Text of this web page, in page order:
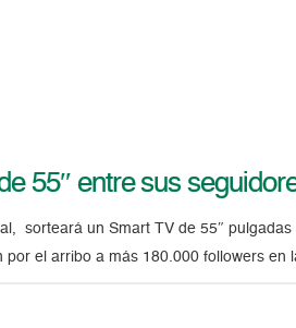
55″ entre sus
sorteará un Smart TV de 55″
el arribo a más 180.000 followers en